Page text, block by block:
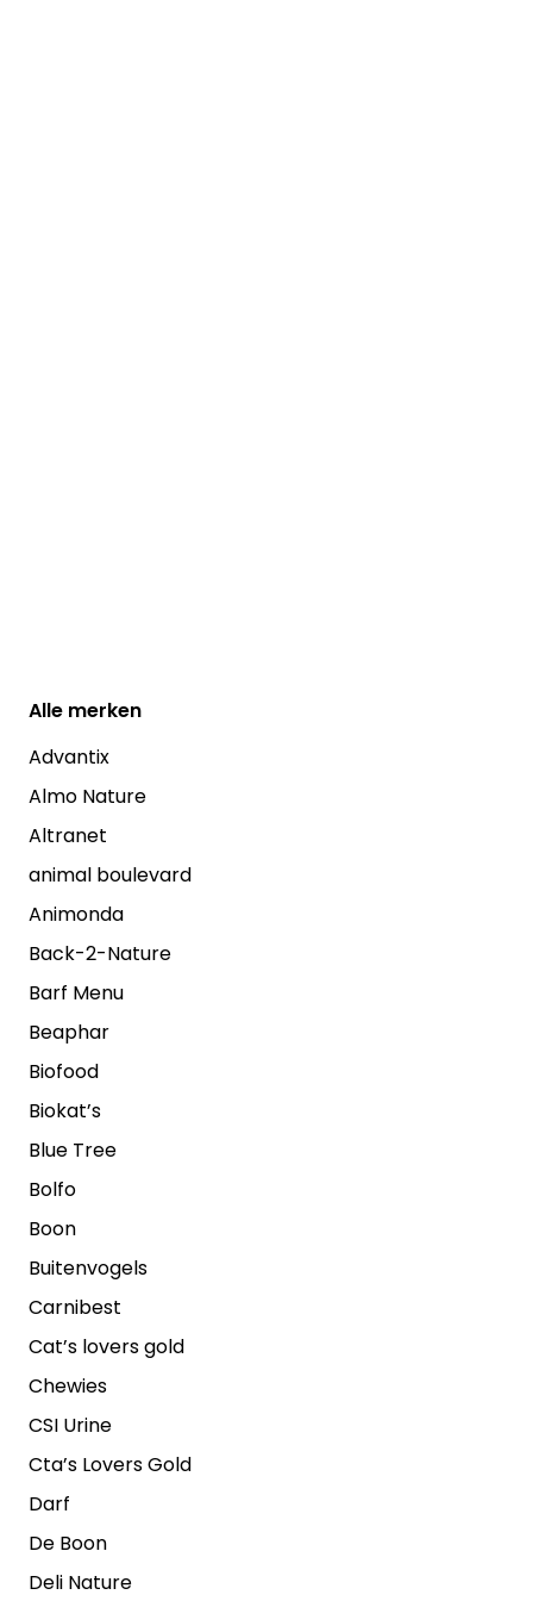
Alle merken
Advantix
Almo Nature
Altranet
animal boulevard
Animonda
Back-2-Nature
Barf Menu
Beaphar
Biofood
Biokat’s
Blue Tree
Bolfo
Boon
Buitenvogels
Carnibest
Cat’s lovers gold
Chewies
CSI Urine
Cta’s Lovers Gold
Darf
De Boon
Deli Nature